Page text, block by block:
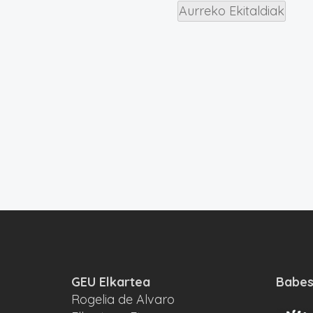
Aurreko Ekitaldiak
GEU Elkartea
Rogelia de Alvaro